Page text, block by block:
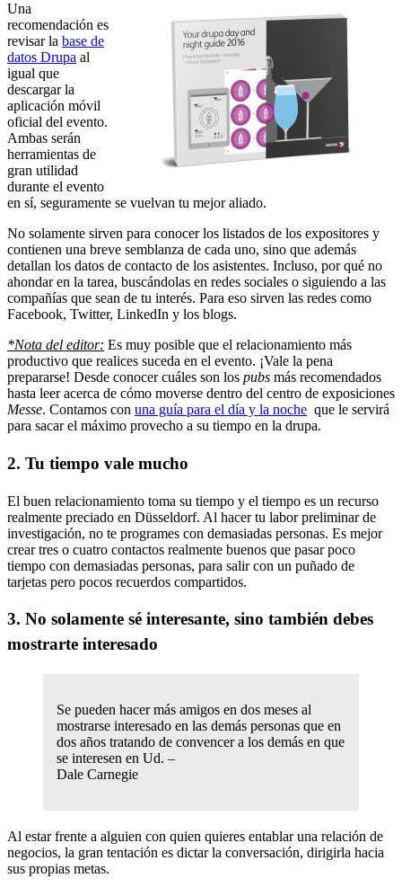
Una
recomendación es
revisar la base de
datos Drupa al
igual que
descargar la
aplicación móvil
oficial del evento.
Ambas serán
herramientas de
gran utilidad
durante el evento
en sí, seguramente se vuelvan tu mejor aliado.
No solamente sirven para conocer los listados de los expositores y
contienen una breve semblanza de cada uno, sino que además
detallan los datos de contacto de los asistentes. Incluso, por qué no
ahondar en la tarea, buscándolas en redes sociales o siguiendo a las
compañías que sean de tu interés. Para eso sirven las redes como
Facebook, Twitter, LinkedIn y los blogs.
*Nota del editor: Es muy posible que el relacionamiento más
productivo que realices suceda en el evento. ¡Vale la pena
prepararse! Desde conocer cuáles son los pubs más recomendados
hasta leer acerca de cómo moverse dentro del centro de exposiciones
Messe. Contamos con una guía para el día y la noche que le servirá
para sacar el máximo provecho a su tiempo en la drupa.
2. Tu tiempo vale mucho
El buen relacionamiento toma su tiempo y el tiempo es un recurso
realmente preciado en Düsseldorf. Al hacer tu labor preliminar de
investigación, no te programes con demasiadas personas. Es mejor
crear tres o cuatro contactos realmente buenos que pasar poco
tiempo con demasiadas personas, para salir con un puñado de
tarjetas pero pocos recuerdos compartidos.
3. No solamente sé interesante, sino también debes
mostrarte interesado
Se pueden hacer más amigos en dos meses al
mostrarse interesado en las demás personas que en
dos años tratando de convencer a los demás en que
se interesen en Ud. –
Dale Carnegie
Al estar frente a alguien con quien quieres entablar una relación de
negocios, la gran tentación es dictar la conversación, dirigirla hacia
sus propias metas.